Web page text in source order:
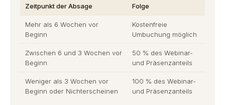
Zeitpunkt der Absage Folge
Mehr als 6 Wochen vor
Beginn
Kostenfreie
Umbuchung möglich
Zwischen 6 und 3 Wochen vor
Beginn
50 % des Webinar-
und Präsenzanteils
Weniger als 3 Wochen vor
Beginn oder Nichterscheinen
100 % des Webinar-
und Präsenzanteils